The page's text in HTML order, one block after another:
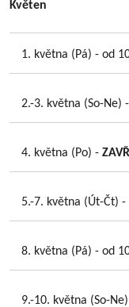
Květen
1. května (Pá) - od
2.-3. května (So-Ne)
4. května (Po) -
5.-7. května (Út-Čt)
8. května (Pá) - od
9.-10. května (So-